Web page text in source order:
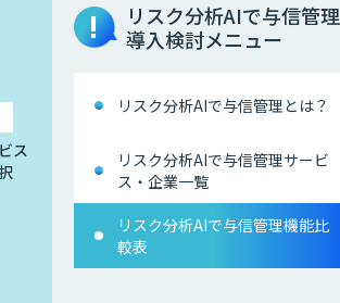
ス
リスク分析AIで与信管理
導入検討メニュー
リスク分析AIで与信管理とは？
リスク分析AIで与信管理サービ
ス・企業一覧
リスク分析AIで与信管理機能比
較表